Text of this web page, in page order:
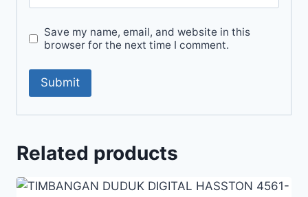
Save my name, email, and website in this
browser for the next time I comment.
Related products